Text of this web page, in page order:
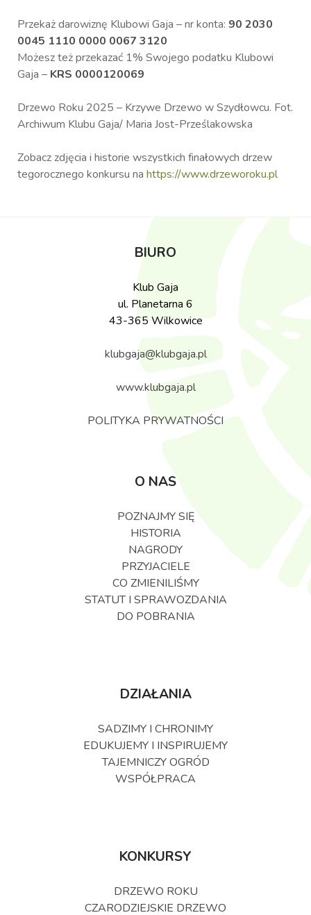
Przekaż darowiznę Klubowi Gaja – nr konta: 90 2030
0045 1110 0000 0067 3120
Możesz też przekazać 1% Swojego podatku Klubowi
Gaja – KRS 0000120069
Drzewo Roku 2025 – Krzywe Drzewo w Szydłowcu. Fot.
Archiwum Klubu Gaja/ Maria Jost-Prześlakowska
Zobacz zdjęcia i historie wszystkich finałowych drzew
tegorocznego konkursu na https://www.drzeworoku.pl
BIURO
Klub Gaja
ul. Planetarna 6
43-365 Wilkowice
klubgaja@klubgaja.pl
www.klubgaja.pl
POLITYKA PRYWATNOŚCI
O NAS
POZNAJMY SIĘ
HISTORIA
NAGRODY
PRZYJACIELE
CO ZMIENILIŚMY
STATUT I SPRAWOZDANIA
DO POBRANIA
DZIAŁANIA
SADZIMY I CHRONIMY
EDUKUJEMY I INSPIRUJEMY
TAJEMNICZY OGRÓD
WSPÓŁPRACA
KONKURSY
DRZEWO ROKU
CZARODZIEJSKIE DRZEWO